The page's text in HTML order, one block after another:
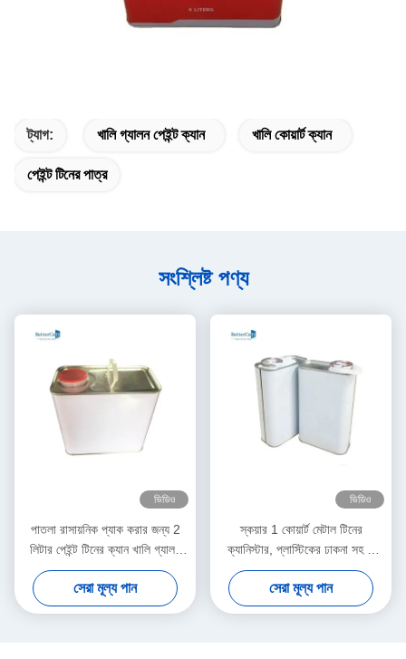
ট্যাগ: খালি গ্যালন পেইন্ট ক্যান খালি কোয়ার্ট ক্যান
পেইন্ট টিনের পাত্র
সংশ্লিষ্ট পণ্য
ভিডিও
পাতলা রাসায়নিক প্যাক করার জন্য 2
লিটার পেইন্ট টিনের ক্যান খালি গ্যালন
পেইন্ট ক্যান
সেরা মূল্য পান
ভিডিও
স্কয়ার 1 কোয়ার্ট মেটাল টিনের
ক্যানিস্টার, প্লাস্টিকের ঢাকনা সহ 1
গ্যালন খালি পেইন্ট ক্যান
সেরা মূল্য পান